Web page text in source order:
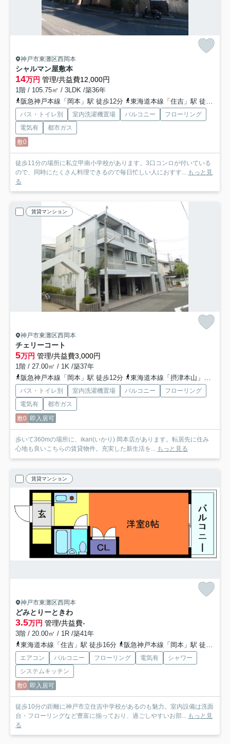
神戸市東灘区西岡本
シャルマン屋敷本
14万円 管理/共益費12,000円
1階 / 105.75㎡ / 3LDK /築36年
阪急神戸本線「岡本」駅 徒歩12分
東海道本線「住吉」駅 徒歩17分
バス・トイレ別 室内洗濯機置場 バルコニー
フローリング
電気有
都市ガス
敷0
徒歩11分の場所に私立甲南小学校があります。3口コンロが付いている
ので、同時にたくさん料理できるので毎日忙しい人におすす... もっと見
る
賃貸マンション
神戸市東灘区西岡本
チェリーコート
5万円 管理/共益費3,000円
1階 / 27.00㎡ / 1K /築37年
阪急神戸本線「岡本」駅 徒歩12分
東海道本線「摂津本山」駅 徒歩14分
バス・トイレ別 室内洗濯機置場 バルコニー
フローリング
電気有
都市ガス
敷0 即入居可
歩いて360mの場所に、ikari(いかり) 岡本店があります。転居先に住み
心地も良いこちらの賃貸物件。充実した新生活を... もっと見る
賃貸マンション
神戸市東灘区西岡本
どみとりーときわ
3.5万円 管理/共益費-
3階 / 20.00㎡ / 1R /築41年
東海道本線「住吉」駅 徒歩16分
阪急神戸本線「岡本」駅 徒歩17分
エアコン バルコニー フローリング 電気有
シャワー
システムキッチン
敷0 即入居可
徒歩10分の距離に神戸市立住吉中学校があるのも魅力。室内設備は洗面
台・フローリングなど豊富に揃っており、過ごしやすいお部... もっと見
る